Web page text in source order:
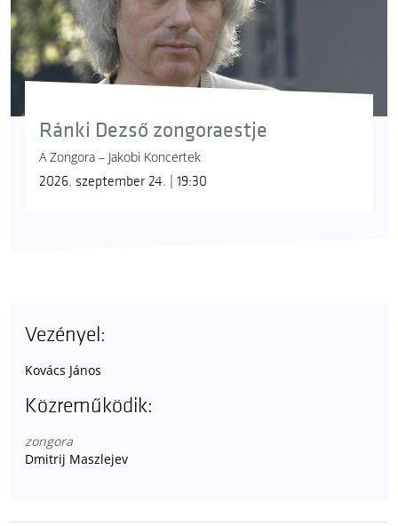
Ránki Dezső zongoraestje
A Zongora – Jakobi Koncertek
2026. szeptember 24. | 19:30
Vezényel:
Kovács János
Közreműködik:
zongora
Dmitrij Maszlejev